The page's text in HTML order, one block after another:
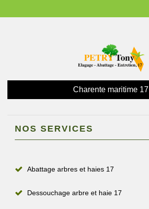
Charente maritime 17
NOS SERVICES
Abattage arbres et haies 17
Dessouchage arbre et haie 17